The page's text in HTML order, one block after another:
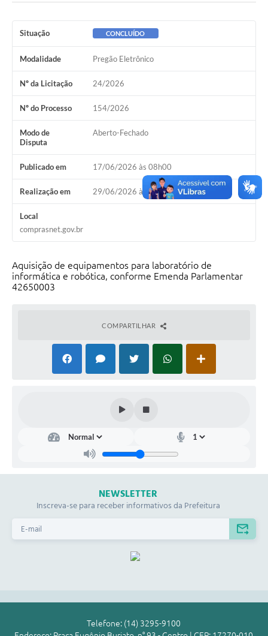
Galeria de Vídeos
Secretarias
Contas Públicas
Legislação
Editais
Prefeito por um dia
IPTU
Telefones Úteis
Atendimento Médico
Situação CONCLUÍDO
Modalidade Pregão Eletrônico
Nº da Licitação 24/2026
Nº do Processo 154/2026
Modo de
Disputa
Aberto-Fechado
Publicado em 17/06/2026 às 08h00
Realização em 29/06/2026 às 09h00
Local
comprasnet.gov.br
Aquisição de equipamentos para laboratório de
informática e robótica, conforme Emenda Parlamentar
42650003
COMPARTILHAR
NEWSLETTER
Inscreva-se para receber informativos da Prefeitura
Telefone: (14) 3295-9100